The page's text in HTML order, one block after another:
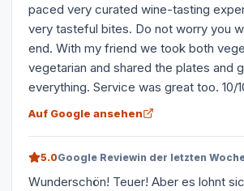
paced very curated wine-tasting
very tasteful bites. Do not worry you
end. With my friend we took both
vegetarian and shared the plates and
everything. Service was great too. 10/
Auf Google ansehen
5.0Google Reviewin der letzten
Wunderschön! Teuer! Aber es lohnt